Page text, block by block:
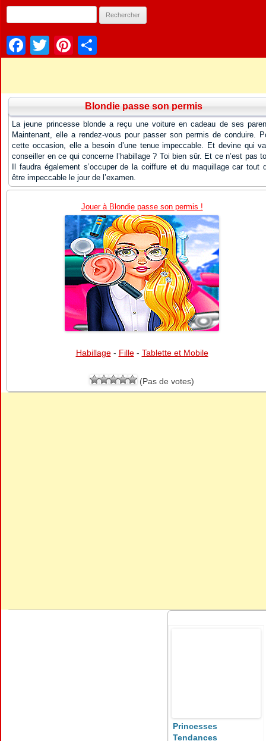
Facebook
TwitterPinterest
Blondie passe son permis
La jeune princesse blonde a reçu une voiture en cadeau de ses
Maintenant, elle a rendez-vous pour passer son permis de conduire.
cette occasion, elle a besoin d’une tenue impeccable. Et devine qui
conseiller en ce qui concerne l’habillage ? Toi bien sûr. Et ce n’est pas
Il faudra également s’occuper de la coiffure et du maquillage car tout
être impeccable le jour de l’examen.
Jouer à Blondie passe son permis !
Habillage- Fille- Tablette et Mobile
(Pas de votes)
Princesses
Tendances